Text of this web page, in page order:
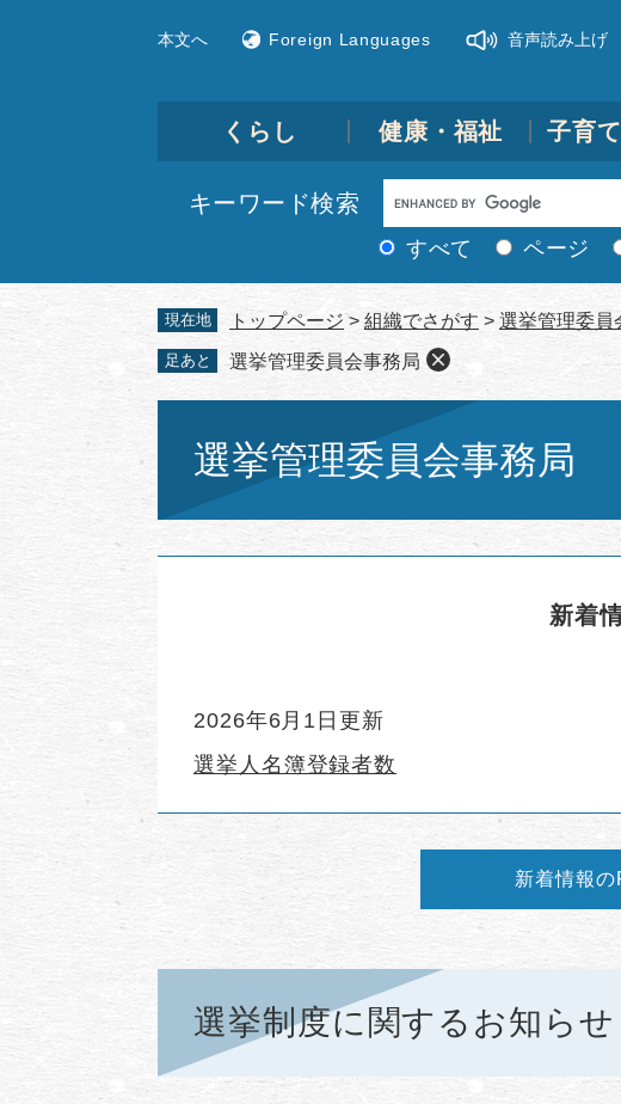
本文へ Foreign Languages 音声読み上げ
くらし 健康・福祉 子育
キーワード検索
Google
カ
検
すべて ページ
現在地 トップページ > 組織でさがす > 選挙管理委員
足あと 選挙管理委員会事務局
選挙管理委員会事務局
新着
2026年6月1日更新
選挙人名簿登録者数
新着情報の
選挙制度に関するお知らせ